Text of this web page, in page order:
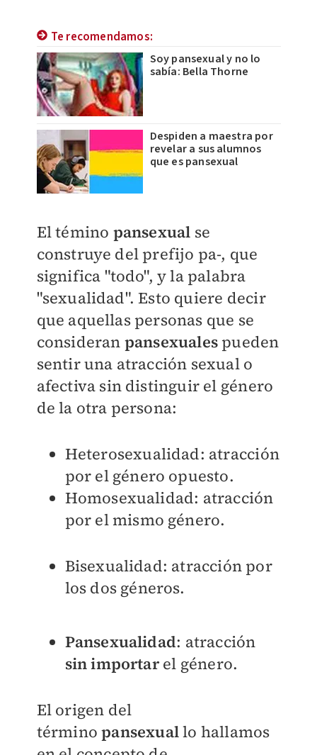
Te recomendamos:
Soy pansexual y no lo
sabía: Bella Thorne
Despiden a maestra por
revelar a sus alumnos
que es pansexual
El témino pansexual se
construye del prefijo pa-, que
significa "todo", y la palabra
"sexualidad". Esto quiere decir
que aquellas personas que se
consideran pansexualespueden
sentir una atracción sexual o
afectiva sin distinguir el género
de la otra persona:
Heterosexualidad: atracción
por el género opuesto.
Homosexualidad: atracción
por el mismo género.
Bisexualidad: atracción por
los dos géneros.
Pansexualidad: atracción
sin importarel género.
El origen del
términopansexuallo hallamos